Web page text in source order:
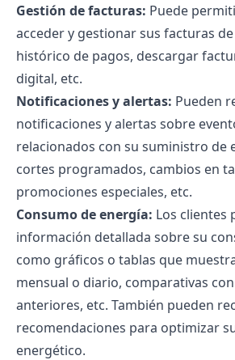
Gestión de facturas: Puede
acceder y gestionar sus facturas
histórico de pagos, descargar
digital, etc.
Notificaciones y alertas: Pueden
notificaciones y alertas sobre
relacionados con su suministro de
cortes programados, cambios en
promociones especiales, etc.
Consumo de energía: Los clientes
información detallada sobre su
como gráficos o tablas que
mensual o diario, comparativas
anteriores, etc. También pueden
recomendaciones para optimizar
energético.